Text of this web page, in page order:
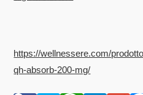
https://wellnessere.com/
qh-absorb-200-mg/